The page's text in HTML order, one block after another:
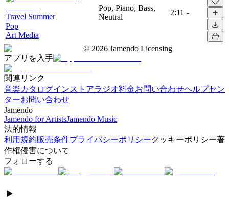
Travel Summer
Pop
Art Media
Pop, Piano, Bass,
Neutral
2:11 -
© 2026 Jamendo Licensing
アプリを入手
関連リンク
音楽カタログインストアラジオ料金お問い合わせヘルプセン
ターお問い合わせ
Jamendo
Jamendo for ArtistsJamendo Music
法的情報
利用規約販売条件プライバシーポリシークッキーポリシー著
作権侵害について
フォローする